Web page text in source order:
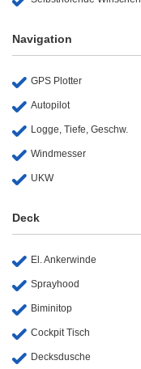
Navigation
GPS Plotter
Autopilot
Logge, Tiefe, Geschw.
Windmesser
UKW
Deck
El. Ankerwinde
Sprayhood
Biminitop
Cockpit Tisch
Decksdusche